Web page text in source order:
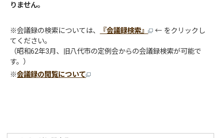
りません。
※会議録の検索については、 『会議録検索』
← をクリックし
てください。
（昭和62年3月、旧八代市の定例会からの会議録検索が可能で
す。）
※会議録の閲覧について